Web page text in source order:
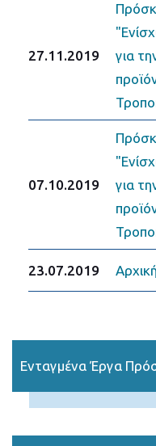
27.11.2019
για
07.10.2019
για
23.07.2019
Ενταγμένα Έργα